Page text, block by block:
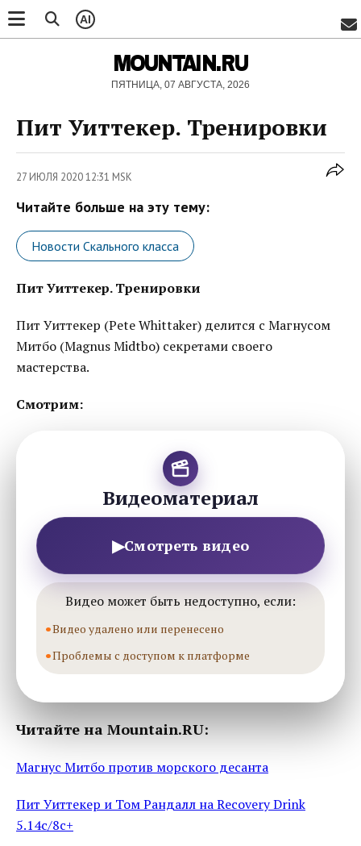
AI
MOUNTAIN.RU
ПЯТНИЦА, 07 АВГУСТА, 2026
Пит Уиттекер. Тренировки
27 ИЮЛЯ 2020 12:31 MSK
Читайте больше на эту тему:
Новости Скального класса
Пит Уиттекер. Тренировки
Пит Уиттекер (Pete Whittaker) делится с Магнусом
Митбо (Magnus Midtbo) секретами своего
мастерства.
Смотрим:
Видеоматериал
▶Смотреть видео
Видео может быть недоступно, если:
Видео удалено или перенесено
Проблемы с доступом к платформе
Читайте на Mountain.RU:
Магнус Митбо против морского десанта
Пит Уиттекер и Том Рандалл на Recovery Drink
5.14c/8c+